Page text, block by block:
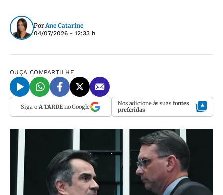
Por Ane Catarine
04/07/2026 - 12:33 h
OUÇA COMPARTILHE
Siga o A TARDEno Google Nos adicione às suas fontes
preferidas